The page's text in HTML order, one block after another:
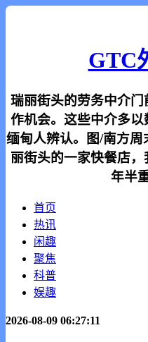
GTC
瑞丽街头的劳务中介
作机会。这些中介多
缅甸人辨认。图/南方周
丽街头的一家快餐店
年半
首页
热讯
闲趣
聚焦
科普
娱趣
2026-08-09 06:27:11